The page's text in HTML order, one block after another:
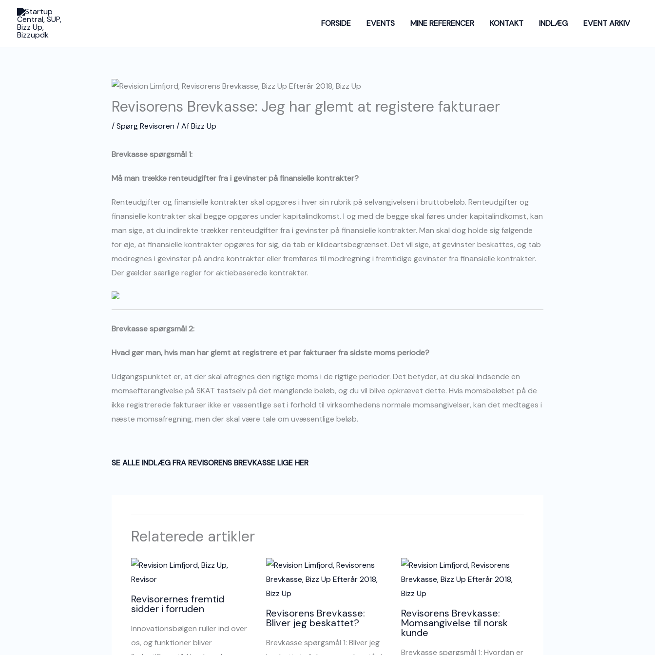
indholdet
FORSIDE EVENTS MINE REFERENCER KONTAKT INDLÆG EVENT ARKIV
Revisorens Brevkasse: Jeg har glemt at registere fakturaer
/Spørg Revisoren / AfBizz Up
Brevkasse spørgsmål 1:
Må man trække renteudgifter fra i gevinster på finansielle kontrakter?
Renteudgifter og finansielle kontrakter skal opgøres i hver sin rubrik på selvangivelsen i bruttobeløb. Renteudgifter og
finansielle kontrakter skal begge opgøres under kapitalindkomst. I og med de begge skal føres under kapitalindkomst, kan
man sige, at du indirekte trækker renteudgifter fra i gevinster på finansielle kontrakter. Man skal dog holde sig følgende
for øje, at finansielle kontrakter opgøres for sig, da tab er kildeartsbegrænset. Det vil sige, at gevinster beskattes, og tab
modregnes i gevinster på andre kontrakter eller fremføres til modregning i fremtidige gevinster fra finansielle kontrakter.
Der gælder særlige regler for aktiebaserede kontrakter.
Brevkasse spørgsmål 2:
Hvad gør man, hvis man har glemt at registrere et par fakturaer fra sidste moms periode?
Udgangspunktet er, at der skal afregnes den rigtige moms i de rigtige perioder. Det betyder, at du skal indsende en
momsefterangivelse på SKAT tastselv på det manglende beløb, og du vil blive opkrævet dette. Hvis momsbeløbet på de
ikke registrerede fakturaer ikke er væsentlige set i forhold til virksomhedens normale momsangivelser, kan det medtages i
næste momsafregning, men der skal være tale om uvæsentlige beløb.
SE ALLE INDLÆG FRA REVISORENS BREVKASSE LIGE HER
Relaterede artikler
Revisorernes fremtid
sidder i forruden
Innovationsbølgen ruller ind over
os, og funktioner bliver
Revisorens Brevkasse:
Bliver jeg beskattet?
Brevkasse spørgsmål 1: Bliver jeg
Revisorens Brevkasse:
Momsangivelse til norsk
kunde
Brevkasse spørgsmål 1: Hvordan er